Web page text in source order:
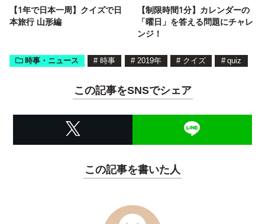
【1年で日本一周】クイズで日
本旅行 山形編
【制限時間1分】カレンダーの
「曜日」を答える問題にチャレ
ンジ！
時事・ニュース # 時事 # 2019年 # クイズ # quiz
この記事をSNSでシェア
この記事を書いた人